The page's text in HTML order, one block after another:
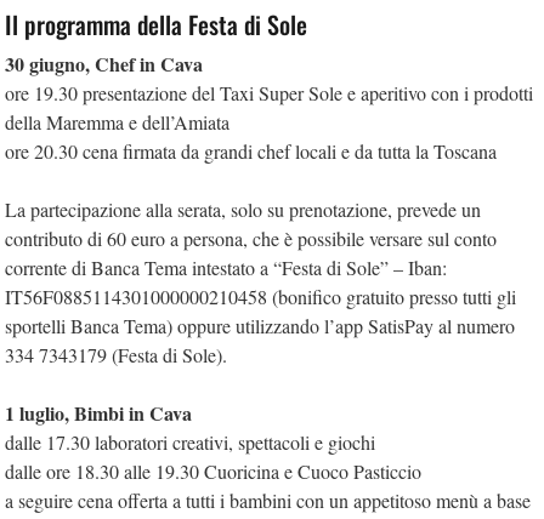
Il programma della Festa di Sole
30 giugno, Chef in Cava
ore 19.30 presentazione del Taxi Super Sole e aperitivo con i prodotti
della Maremma e dell’Amiata
ore 20.30 cena firmata da grandi chef locali e da tutta la Toscana
La partecipazione alla serata, solo su prenotazione, prevede un
contributo di 60 euro a persona, che è possibile versare sul conto
corrente di Banca Tema intestato a “Festa di Sole” – Iban:
IT56F0885114301000000210458 (bonifico gratuito presso tutti gli
sportelli Banca Tema) oppure utilizzando l’app SatisPay al numero
334 7343179 (Festa di Sole).
1 luglio, Bimbi in Cava
dalle 17.30 laboratori creativi, spettacoli e giochi
dalle ore 18.30 alle 19.30 Cuoricina e Cuoco Pasticcio
a seguire cena offerta a tutti i bambini con un appetitoso menù a base